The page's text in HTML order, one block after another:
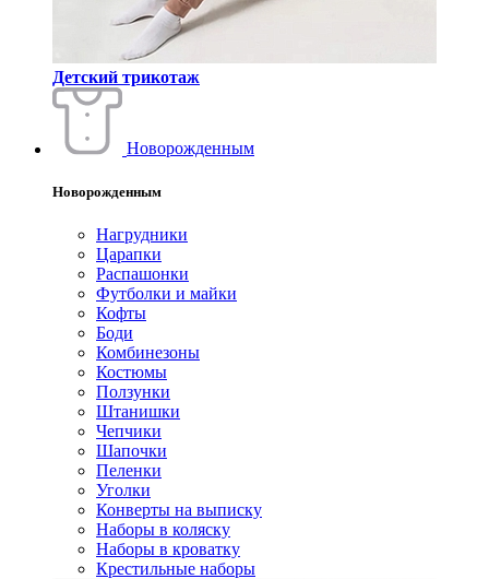
Детский трикотаж
Новорожденным
Новорожденным
Нагрудники
Царапки
Распашонки
Футболки и майки
Кофты
Боди
Комбинезоны
Костюмы
Ползунки
Штанишки
Чепчики
Шапочки
Пеленки
Уголки
Конверты на выписку
Наборы в коляску
Наборы в кроватку
Крестильные наборы